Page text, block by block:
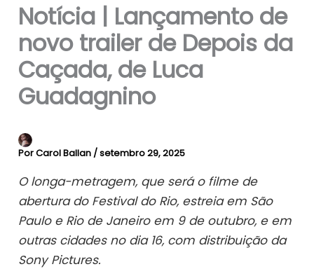
Notícia | Lançamento de
novo trailer de Depois da
Caçada, de Luca
Guadagnino
PorCarol Ballan /setembro 29, 2025
O longa-metragem, que será o filme de
abertura do Festival do Rio, estreia em São
Paulo e Rio de Janeiro em 9 de outubro, e em
outras cidades no dia 16, com distribuição da
Sony Pictures.